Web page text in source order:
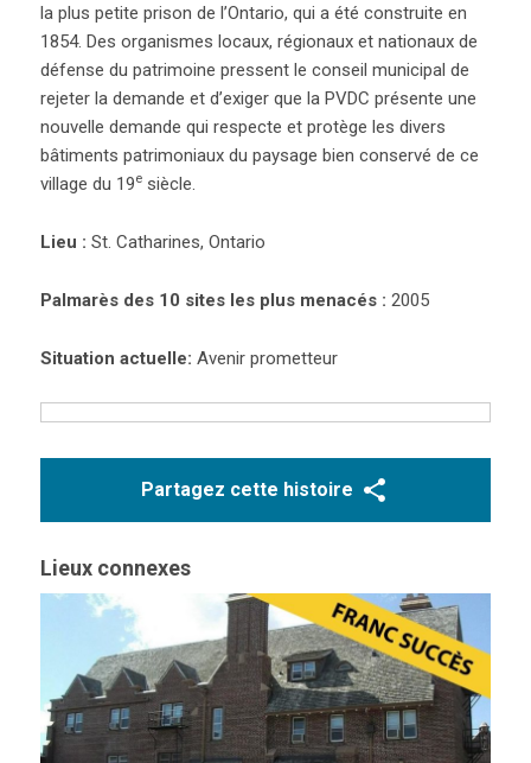
la plus petite prison de l’Ontario, qui a été construite en
1854. Des organismes locaux, régionaux et nationaux de
défense du patrimoine pressent le conseil municipal de
rejeter la demande et d’exiger que la PVDC présente une
nouvelle demande qui respecte et protège les divers
bâtiments patrimoniaux du paysage bien conservé de ce
village du 19esiècle.
Lieu : St. Catharines, Ontario
Palmarès des 10 sites les plus menacés : 2005
Situation actuelle: Avenir prometteur
Partagez cette histoire
Lieux connexes